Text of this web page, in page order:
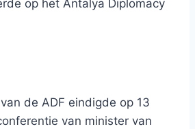
op het Antalya Diplomacy
de ADF eindigde op 13
van minister van